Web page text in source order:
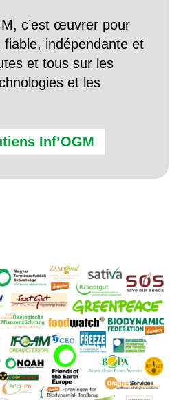
c’est œuvrer pour
fiable, indépendante et
et tous sur les
et les
Inf’OGM